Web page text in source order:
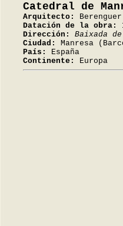
Catedral de
Arquitecto:
Datación de la obra:
Dirección:
Baixada
Ciudad:
Manresa
País:
España
Continente:
Europa